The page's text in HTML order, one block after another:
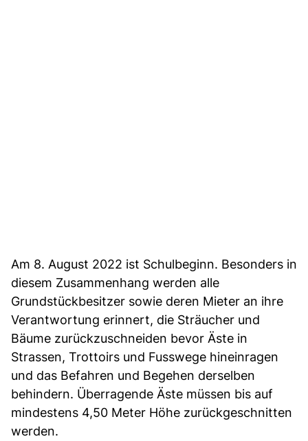
Am 8. August 2022 ist Schulbeginn. Besonders in
diesem Zusammenhang werden alle
Grundstückbesitzer sowie deren Mieter an ihre
Verantwortung erinnert, die Sträucher und
Bäume zurückzuschneiden bevor Äste in
Strassen, Trottoirs und Fusswege hineinragen
und das Befahren und Begehen derselben
behindern. Überragende Äste müssen bis auf
mindestens 4,50 Meter Höhe zurückgeschnitten
werden.